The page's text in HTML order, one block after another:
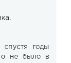
годы
не было в